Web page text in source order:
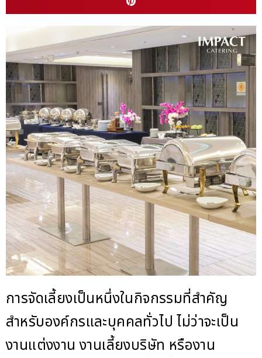
การจัดเลี้ยงเป็นหนึ่งในกิจกรรมที่สำคัญ
สำหรับองค์กรและบุคคลทั่วไป ไม่ว่าจะเป็น
งานแต่งงาน งานเลี้ยงบริษัท หรืองาน